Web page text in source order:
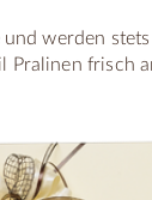
werden
Pralinen frisch